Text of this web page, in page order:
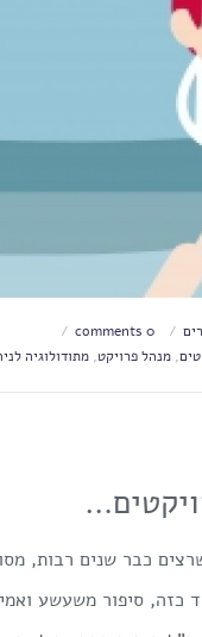
0 comments
, מנהל פרויקט, מתודולוגיה
כבר שנים רבות,
סיפור משעשע